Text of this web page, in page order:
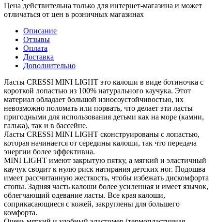
Цена действительна только для интернет-магазина и может
отличаться от цен в розничных магазинах
Описание
Отзывы
Оплата
Доставка
Дополнительно
Ласты CRESSI MINI LIGHT это калоши в виде ботиночка с
короткой лопастью из 100% натурального каучука. Этот
материал обладает большой износоустойчивостью, их
невозможно поломать или порвать, что делает эти ласты
пригодными для использования детьми как на море (камни,
галька), так и в бассейне.
Ласты CRESSI MINI LIGHT сконструированы с лопастью,
которая начинается от середины калоши, так что передача
энергии более эффективна.
MINI LIGHT имеют закрытую пятку, а мягкий и эластичный
каучук сводит к нулю риск натирания детских ног. Подошва
имеет рассчитанную жесткость, чтобы избежать дискомфорта
стопы. Задняя часть калоши более усиленная и имеет язычок,
облегчающий одевание ласты. Все края калоши,
соприкасающиеся с кожей, закруглены для большего
комфорта.